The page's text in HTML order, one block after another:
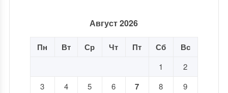
Август 2026
Пн Вт Ср Чт Пт Сб Вс
1
2
3
4 5 6 7 8
9